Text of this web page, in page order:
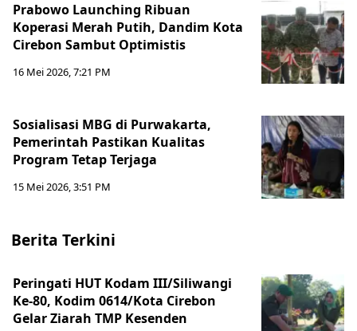
Prabowo Launching Ribuan
Koperasi Merah Putih, Dandim Kota
Cirebon Sambut Optimistis
16 Mei 2026, 7:21 PM
Sosialisasi MBG di Purwakarta,
Pemerintah Pastikan Kualitas
Program Tetap Terjaga
15 Mei 2026, 3:51 PM
Berita Terkini
Peringati HUT Kodam III/Siliwangi
Ke-80, Kodim 0614/Kota Cirebon
Gelar Ziarah TMP Kesenden